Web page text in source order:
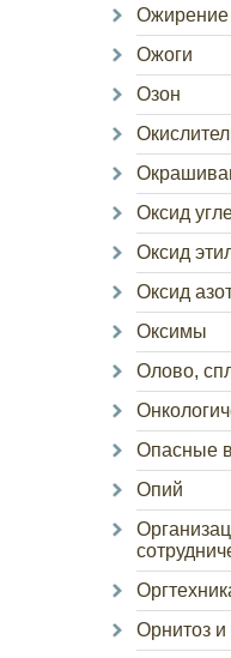
Ожирение
Ожоги
Озон
Оксид
Оксид
Оксид
Оксимы
Олово,
Опасные
Опий
Орнитоз и